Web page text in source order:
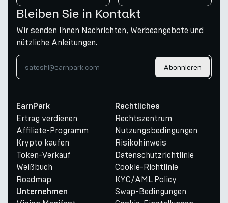
Bleiben Sie in Kontakt
Wir senden Ihnen Nachrichten, Werbeangebote und
nützliche Anleitungen.
Abonnieren
EarnPark
Ertrag verdienen
Affiliate-Programm
Krypto kaufen
Token-Verkauf
Weißbuch
Roadmap
Unternehmen
Rechtliches
Rechtszentrum
Nutzungsbedingungen
Risikohinweis
Datenschutzrichtlinie
Cookie-Richtlinie
KYC/AML Policy
Swap-Bedingungen